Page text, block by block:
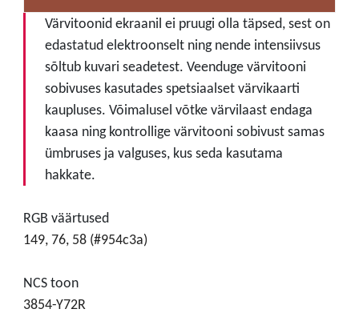
Värvitoonid ekraanil ei pruugi olla täpsed, sest on
edastatud elektroonselt ning nende intensiivsus
sõltub kuvari seadetest. Veenduge värvitooni
sobivuses kasutades spetsiaalset värvikaarti
kaupluses. Võimalusel võtke värvilaast endaga
kaasa ning kontrollige värvitooni sobivust samas
ümbruses ja valguses, kus seda kasutama
hakkate.
RGB väärtused
149, 76, 58 (#954c3a)
NCS toon
3854-Y72R